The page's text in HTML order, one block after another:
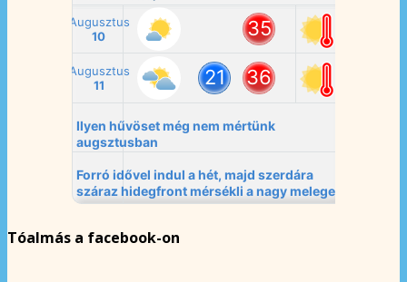
Tóalmás a facebook-on